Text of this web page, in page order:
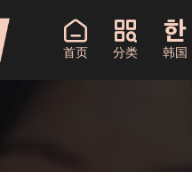
首页 分类 韩国